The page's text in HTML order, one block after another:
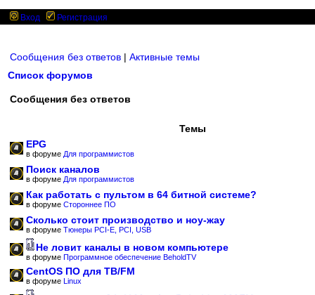
Вход Регистрация
Сообщения без ответов | Активные темы
Список форумов
Сообщения без ответов
Темы
EPG
в форуме Для программистов
Поиск каналов
в форуме Для программистов
Как работать с пультом в 64 битной системе?
в форуме Стороннее ПО
Сколько стоит производство и ноу-жау
в форуме Тюнеры PCI-E, PCI, USB
Не ловит каналы в новом компьютере
в форуме Программное обеспечение BeholdTV
CentOS ПО для ТВ/FM
в форуме Linux